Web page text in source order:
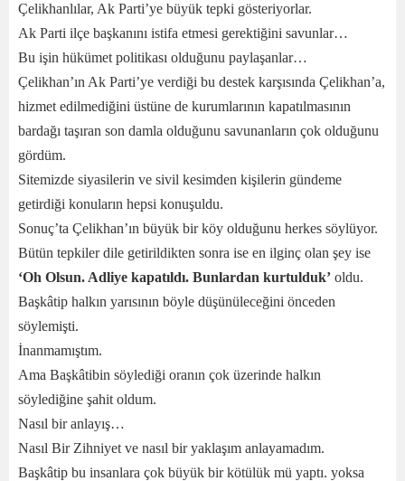
Çelikhanlılar, Ak Parti’ye büyük tepki gösteriyorlar.
Ak Parti ilçe başkanını istifa etmesi gerektiğini savunlar…
Bu işin hükümet politikası olduğunu paylaşanlar…
Çelikhan’ın Ak Parti’ye verdiği bu destek karşısında Çelikhan’a,
hizmet edilmediğini üstüne de kurumlarının kapatılmasının
bardağı taşıran son damla olduğunu savunanların çok olduğunu
gördüm.
Sitemizde siyasilerin ve sivil kesimden kişilerin gündeme
getirdiği konuların hepsi konuşuldu.
Sonuç’ta Çelikhan’ın büyük bir köy olduğunu herkes söylüyor.
Bütün tepkiler dile getirildikten sonra ise en ilginç olan şey ise
‘Oh Olsun. Adliye kapatıldı. Bunlardan kurtulduk’ oldu.
Başkâtip halkın yarısının böyle düşünüleceğini önceden
söylemişti.
İnanmamıştım.
Ama Başkâtibin söylediği oranın çok üzerinde halkın
söylediğine şahit oldum.
Nasıl bir anlayış…
Nasıl Bir Zihniyet ve nasıl bir yaklaşım anlayamadım.
Başkâtip bu insanlara çok büyük bir kötülük mü yaptı. yoksa